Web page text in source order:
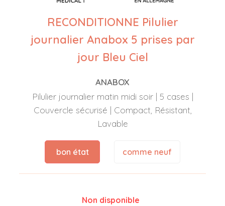
RECONDITIONNE Pilulier
journalier Anabox 5 prises par
jour Bleu Ciel
ANABOX
Pilulier journalier matin midi soir | 5 cases |
Couvercle sécurisé | Compact, Résistant,
Lavable
bon état comme neuf
Non disponible